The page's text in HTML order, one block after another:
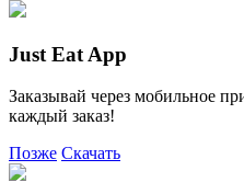
Just Eat App
Заказывай через мобильное
каждый заказ!
Позже Скачать